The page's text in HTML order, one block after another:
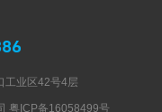
工业区42号4层
粤ICP备16058499号